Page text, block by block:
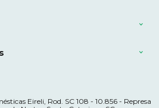
Eireli, Rod. SC 108 - 10.856 - Represa